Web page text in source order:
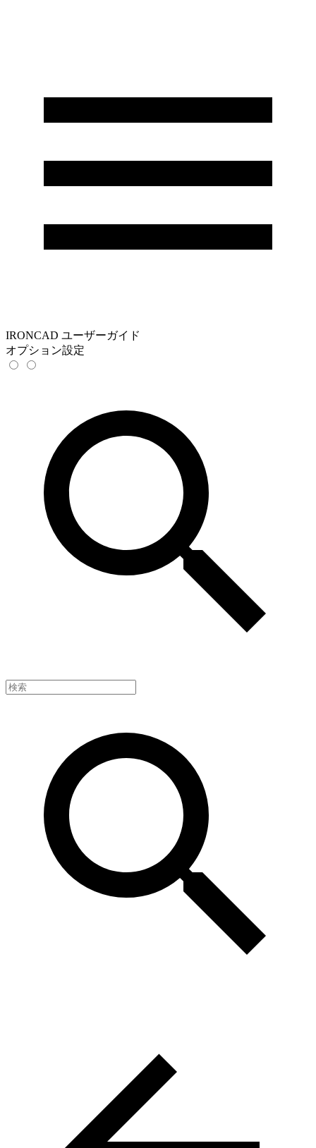
IRONCAD ユーザーガイド
オプション設定